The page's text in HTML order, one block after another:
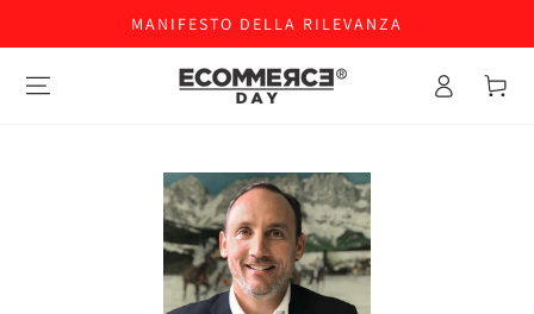
MANIFESTO DELLA RILEVANZA
Accesso Carello